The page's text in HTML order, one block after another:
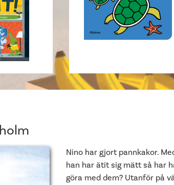
Nino har gjort pannkakor.
han har ätit sig mätt så har
göra med dem? Utanför på